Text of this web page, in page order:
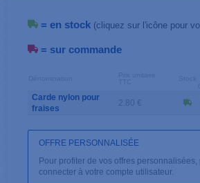
= en stock (cliquez sur l'icône pour
= sur commande
Carde nylon pour
fraises
2.80 €
OFFRE PERSONNALISÉE
Pour profiter de vos offres personnalisées,
connecter à votre compte utilisateur.